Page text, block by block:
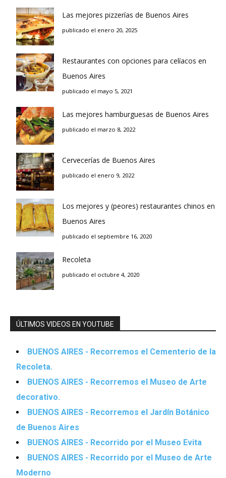
Las mejores pizzerías de Buenos Aires
publicado el enero 20, 2025
Restaurantes con opciones para celíacos en
Buenos Aires
publicado el mayo 5, 2021
Las mejores hamburguesas de Buenos Aires
publicado el marzo 8, 2022
Cervecerías de Buenos Aires
publicado el enero 9, 2022
Los mejores y (peores) restaurantes chinos en
Buenos Aires
publicado el septiembre 16, 2020
Recoleta
publicado el octubre 4, 2020
ÚLTIMOS VIDEOS EN YOUTUBE
BUENOS AIRES - Recorremos el Cementerio de la
Recoleta.
BUENOS AIRES - Recorremos el Museo de Arte
decorativo.
BUENOS AIRES - Recorremos el Jardín Botánico
de Buenos Aires
BUENOS AIRES - Recorrido por el Museo Evita
BUENOS AIRES - Recorrido por el Museo de Arte
Moderno